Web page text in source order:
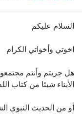
السلام عليكم
اخوتي وأخواتي الكرام
هل جربتم وأنتم
الأبناء شيئا من كتاب
أو من الحديث النبوي